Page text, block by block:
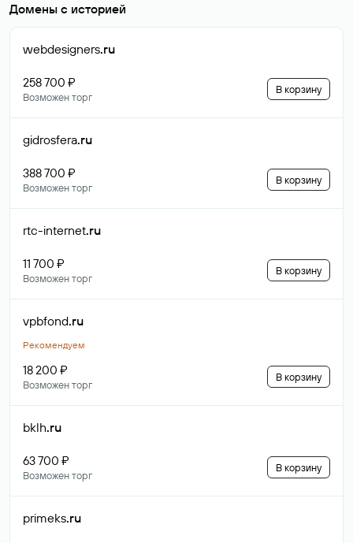
Домены с историей
webdesigners.ru
258 700 ₽
Возможен торг
В корзину
gidrosfera.ru
388 700 ₽
Возможен торг
В корзину
rtc-internet.ru
11 700 ₽
Возможен торг
В корзину
vpbfond.ru
Рекомендуем
18 200 ₽
Возможен торг
В корзину
bklh.ru
63 700 ₽
Возможен торг
В корзину
primeks.ru